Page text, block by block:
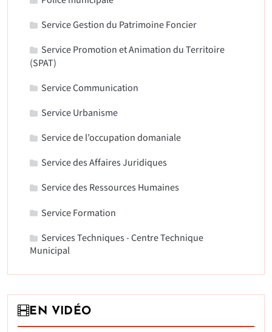
Service Gestion du Patrimoine Foncier
Service Promotion et Animation du Territoire
(SPAT)
Service Communication
Service Urbanisme
Service de l’occupation domaniale
Service des Affaires Juridiques
Service des Ressources Humaines
Service Formation
Services Techniques - Centre Technique
Municipal
EN VIDÉO